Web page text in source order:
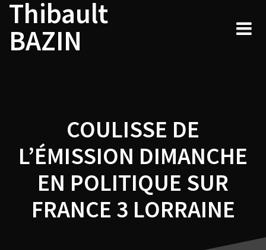
Skip
content
Thibault
BAZIN
COULISSE DE
L’ÉMISSION DIMANCHE
EN POLITIQUE SUR
FRANCE 3 LORRAINE
Navigation
de